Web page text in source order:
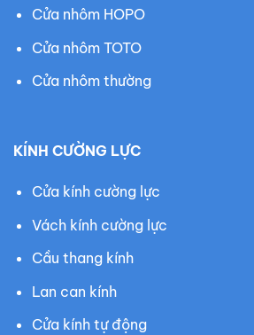
Cửa nhôm HOPO
Cửa nhôm TOTO
Cửa nhôm thường
KÍNH CƯỜNG LỰC
Cửa kính cường lực
Vách kính cường lực
Cầu thang kính
Lan can kính
Cửa kính tự động